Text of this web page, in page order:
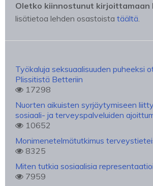
Oletko kiinnostunut kirjoittamaan
lisätietoa lehden osastoista täältä.
Työkaluja seksuaalisuuden puheeksi
Plissitistä Betteriin
17298
Nuorten aikuisten syrjäytymiseen
sosiaali- ja terveyspalveluiden
10652
Monimenetelmätutkimus
8325
Miten tutkia sosiaalisia
7959